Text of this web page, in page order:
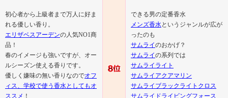
初心者から上級者まで万人に好ま
れる優しい香り。
エリザベスアーデンの人気NO1商
品！
春のイメージも強いですが、オー
ルシーズン使える香りです。
優しく嫌味の無い香りなのでオフ
ィス、学校で使う香水としてもオ
ススメ ！
できる男の定番香水
メンズ香水 というジャンルが広が
ったのも
サムライのおかげ？
サムライの系列では
サムライライト
サムライアクアマリン
サムライブラックライトクロス
サムライドライビングフォース